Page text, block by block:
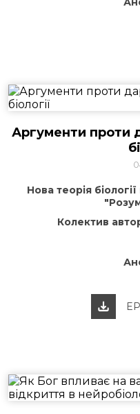
Аргументи проти
Нова теорія
Колектив